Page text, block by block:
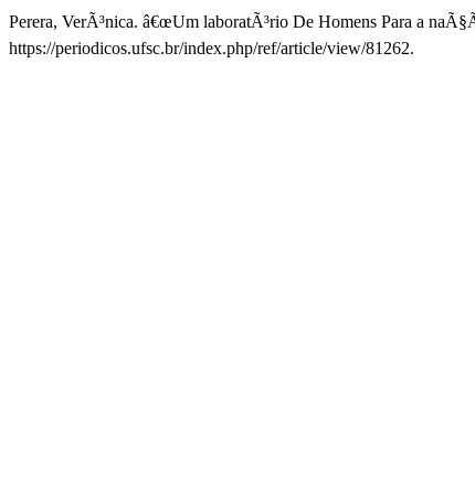
Perera, VerÃ³nica. â€œUm laboratÃ³rio De Homens Para a
https://periodicos.ufsc.br/index.php/ref/article/view/81262.